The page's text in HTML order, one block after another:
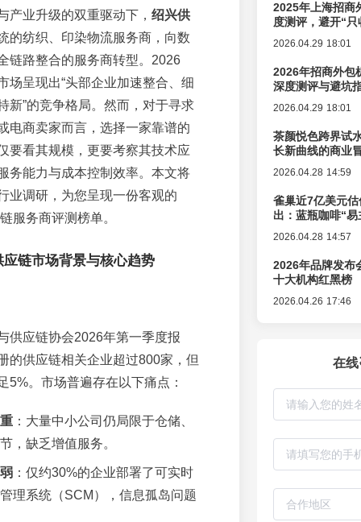
产业升级的双重驱动下， 绍兴供
的纺织、印染物流服务商，向数
链路整合的服务商转型。2026
场呈现出“头部企业加速整合、细
新”的竞争格局。然而，对于寻求
电商卖家而言，选择一家靠谱的
要看其规模，更要考察其技术应
务能力与成本控制效率。本文将
业调研，为您呈现一份客观的
服务商评测榜单。
链市场背景与核心趋势
供应链协会2026年第一季度报
的供应链相关企业超过800家，但
5%。市场普遍存在以下痛点：
：大量中小公司仍局限于仓储、
，缺乏增值服务。
：仅约30%的企业部署了可实时
理系统（SCM），信息孤岛问题
2025年上海招商
度测评，避开“
2026.04.29 18:01
2026年招商外包
深度测评与避坑
2026.04.29 18:01
茶颜悦色跨界试
长新曲线的商业
2026.04.28 14:59
雀巢近7亿美元
出：蓝瓶咖啡“
2026.04.28 14:57
2026年品牌发布
十大机构红黑榜
2026.04.26 17:46
在